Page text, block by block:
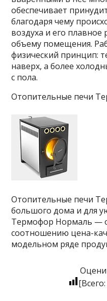
обеспечивает
благодаря чему
воздуха и его плавное
объему помещения.
физический принцип:
наверх, а более
с пола.
Отопительные печи
Отопительные печи
большого дома и для
Термофор Нормаль —
соотношению цена-
модельном ряде
[Всего: